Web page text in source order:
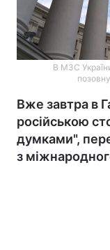
В МЗС
Вже завтра в
російською
думками",
з